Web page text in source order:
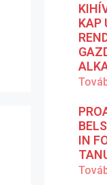
KAP
IN